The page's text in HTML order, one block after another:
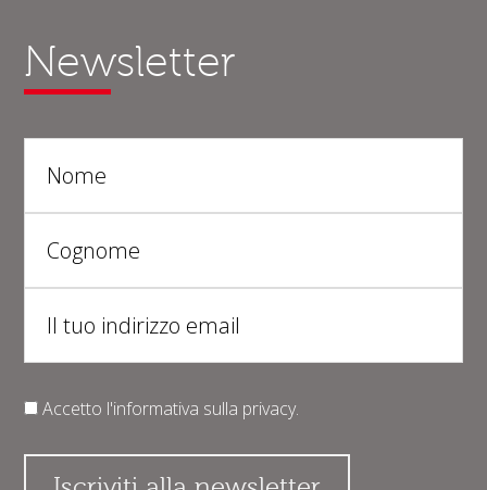
Newsletter
Accetto l'informativa sulla privacy.